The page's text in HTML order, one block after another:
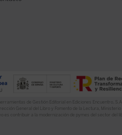
de Gestión Editorial en Ediciones Encuentro, S.A.
General del Libro y Fomento de la Lectura, Ministerio
es contribuir a la modernización de pymes del sector del